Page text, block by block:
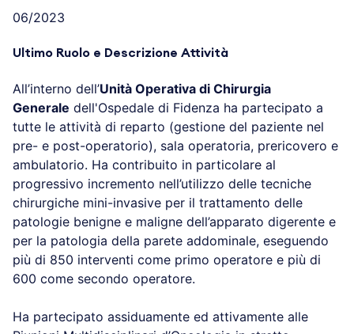
06/2023
Ultimo Ruolo e Descrizione Attività
All’interno dell’Unità Operativa di Chirurgia
Generale dell'Ospedale di Fidenza ha partecipato a
tutte le attività di reparto (gestione del paziente nel
pre- e post-operatorio), sala operatoria, prericovero e
ambulatorio. Ha contribuito in particolare al
progressivo incremento nell’utilizzo delle tecniche
chirurgiche mini-invasive per il trattamento delle
patologie benigne e maligne dell’apparato digerente e
per la patologia della parete addominale, eseguendo
più di 850 interventi come primo operatore e più di
600 come secondo operatore.
Ha partecipato assiduamente ed attivamente alle